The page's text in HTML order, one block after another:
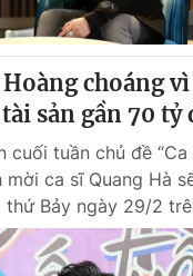
choáng vì
sản gần 70 tỷ
cuối tuần chủ đề
mời ca sĩ Quang Hà
thứ Bảy ngày 29/2